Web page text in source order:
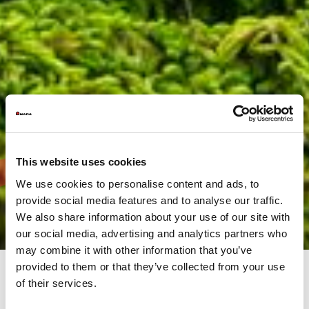
This website uses cookies
We use cookies to personalise content and ads, to
provide social media features and to analyse our traffic.
We also share information about your use of our site with
our social media, advertising and analytics partners who
may combine it with other information that you’ve
provided to them or that they’ve collected from your use
of their services.